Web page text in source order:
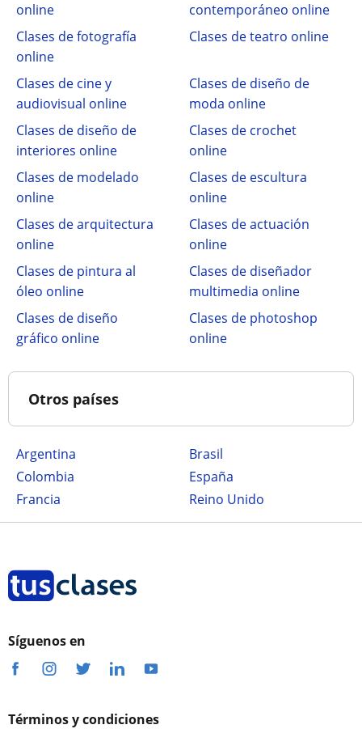
online
contemporáneo online
Clases de fotografía
online
Clases de teatro online
Clases de cine y
audiovisual online
Clases de diseño de
moda online
Clases de diseño de
interiores online
Clases de crochet
online
Clases de modelado
online
Clases de escultura
online
Clases de arquitectura
online
Clases de actuación
online
Clases de pintura al
óleo online
Clases de diseñador
multimedia online
Clases de diseño
gráfico online
Clases de photoshop
online
Otros países
Argentina
Brasil
Colombia
España
Francia
Reino Unido
Síguenos en
Términos y condiciones